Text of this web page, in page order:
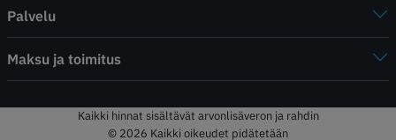
Palvelu
Maksu ja toimitus
Kaikki hinnat sisältävät arvonlisäveron ja rahdin
© 2026 Kaikki oikeudet pidätetään